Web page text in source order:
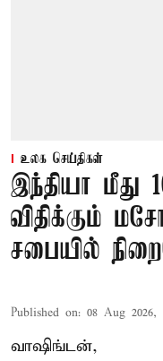
உலக செய்திகள்
இந்தியா மீது
விதிக்கும்
சபையில்
Published on: 08 Aug 2026,
வாஷிங்டன்,